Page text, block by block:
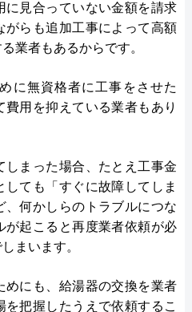
に見合っていない金額を請求
がらも追加工事によって高額
業者もあるからです。
に無資格者に工事をさせた
費用を抑えている業者もあり
しまった場合、たとえ工事金
ても「すぐに故障してしま
、何かしらのトラブルにつな
が起こると再度業者依頼が必
まいます。
めにも、給湯器の交換を業者
把握したうえで依頼するこ